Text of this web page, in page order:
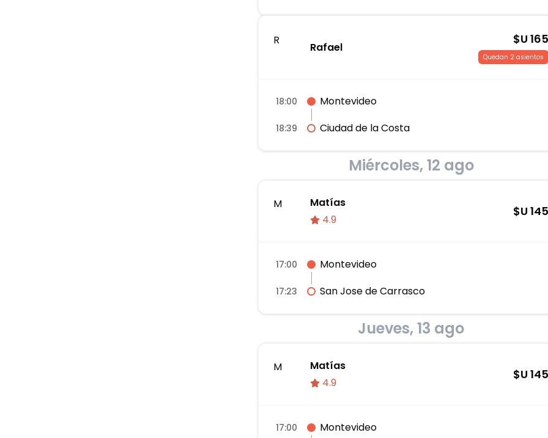
R
Rafael
$U 165
Quedan 2 asientos
18:00 Montevideo
18:39 Ciudad de la Costa
Miércoles, 12 ago
M
Matías
4.9
$U 145
17:00 Montevideo
17:23 San Jose de Carrasco
Jueves, 13 ago
M
Matías
4.9
$U 145
17:00 Montevideo